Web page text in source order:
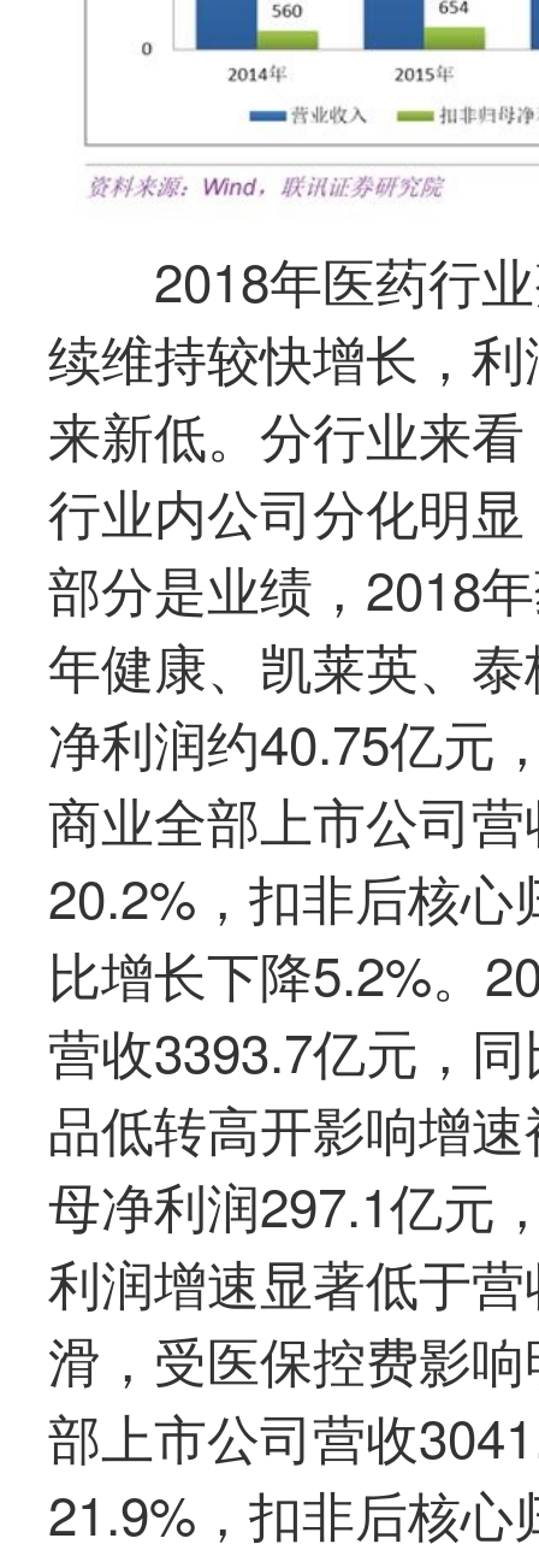
2018年医药行
续维持较快增长，
来新低。分行业来
行业内公司分化明
部分是业绩，2018
年健康、凯莱英、
净利润约40.75亿元
商业全部上市公司
20.2%，扣非后核
比增长下降5.2%。
营收3393.7亿元，
品低转高开影响增
母净利润297.1亿元
利润增速显著低于
滑，受医保控费影
部上市公司营收
21.9%，扣非后核